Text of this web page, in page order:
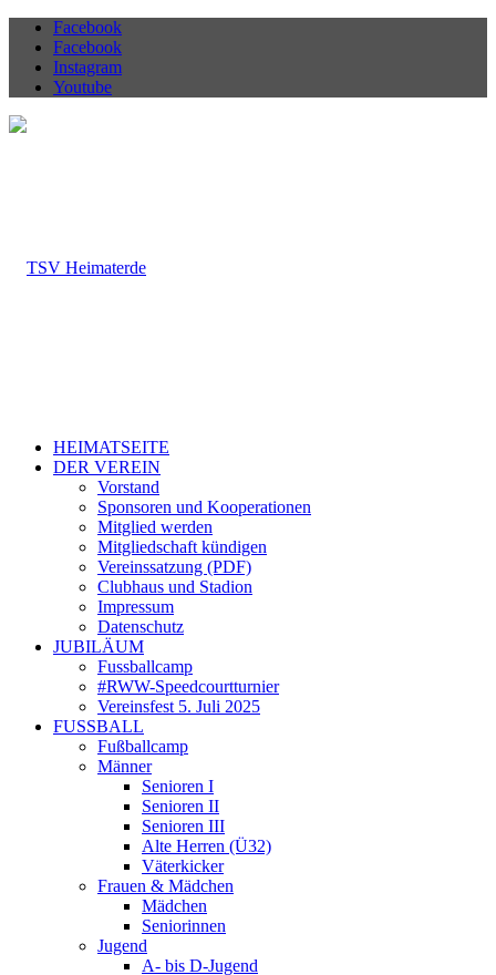
Facebook
Facebook
Instagram
Youtube
HEIMATSEITE
DER VEREIN
Vorstand
Sponsoren und Kooperationen
Mitglied werden
Mitgliedschaft kündigen
Vereinssatzung (PDF)
Clubhaus und Stadion
Impressum
Datenschutz
JUBILÄUM
Fussballcamp
#RWW-Speedcourtturnier
Vereinsfest 5. Juli 2025
FUSSBALL
Fußballcamp
Männer
Senioren I
Senioren II
Senioren III
Alte Herren (Ü32)
Väterkicker
Frauen & Mädchen
Mädchen
Seniorinnen
Jugend
A- bis D-Jugend